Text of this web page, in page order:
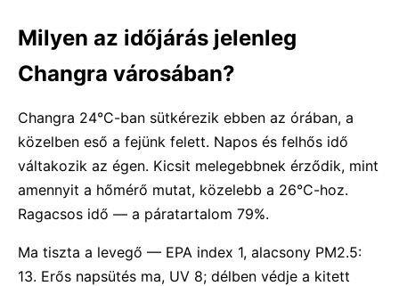
Milyen az időjárás jelenleg
Changra városában?
Changra 24°C-ban sütkérezik ebben az órában, a
közelben eső a fejünk felett. Napos és felhős idő
váltakozik az égen. Kicsit melegebbnek érződik, mint
amennyit a hőmérő mutat, közelebb a 26°C-hoz.
Ragacsos idő — a páratartalom 79%.
Ma tiszta a levegő — EPA index 1, alacsony PM2.5:
13. Erős napsütés ma, UV 8; délben védje a kitett